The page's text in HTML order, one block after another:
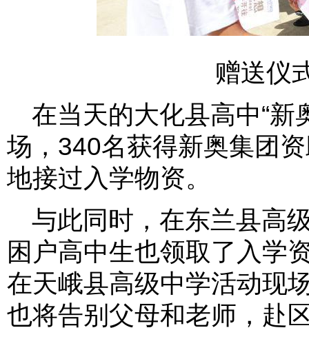
赠送仪
在当天的大化县高中“新
场，340名获得新奥集团
地接过入学物资。
与此同时，在东兰县高
困户高中生也领取了入学
在天峨县高级中学活动现
也将告别父母和老师，赴